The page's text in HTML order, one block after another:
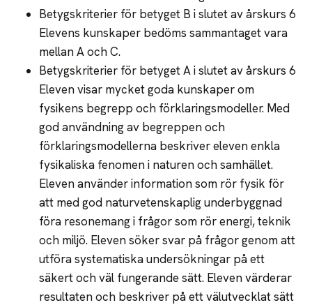
Betygskriterier för betyget B i slutet av årskurs 6
Elevens kunskaper bedöms sammantaget vara
mellan A och C.
Betygskriterier för betyget A i slutet av årskurs 6
Eleven visar mycket goda kunskaper om
fysikens begrepp och förklaringsmodeller. Med
god användning av begreppen och
förklaringsmodellerna beskriver eleven enkla
fysikaliska fenomen i naturen och samhället.
Eleven använder information som rör fysik för
att med god naturvetenskaplig underbyggnad
föra resonemang i frågor som rör energi, teknik
och miljö. Eleven söker svar på frågor genom att
utföra systematiska undersökningar på ett
säkert och väl fungerande sätt. Eleven värderar
resultaten och beskriver på ett välutvecklat sätt